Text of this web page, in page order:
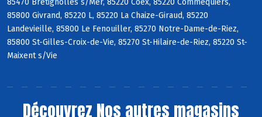
85800 Givrand, 85220 L, 85220 La Chaize-Giraud, 85220
Landevieille, 85800 Le Fenouiller, 85270 Notre-Dame-de-Riez,
85800 St-Gilles-Croix-de-Vie, 85270 St-Hilaire-de-Riez, 85220 St-
Maixent s/Vie
Découvrez Nos autres magasins